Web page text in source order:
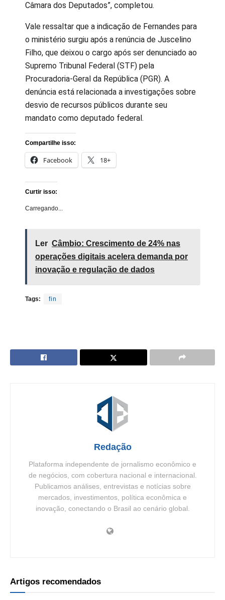
Câmara dos Deputados”, completou.
Vale ressaltar que a indicação de Fernandes para
o ministério surgiu após a renúncia de Juscelino
Filho, que deixou o cargo após ser denunciado ao
Supremo Tribunal Federal (STF) pela
Procuradoria-Geral da República (PGR). A
denúncia está relacionada a investigações sobre
desvio de recursos públicos durante seu
mandato como deputado federal.
Compartilhe isso:
Facebook 18+
Curtir isso:
Carregando...
Ler Câmbio: Crescimento de 24% nas
operações digitais acelera demanda por
inovação e regulação de dados
Tags: fin
Redação
Plataforma independente de jornalismo econômico e
de negócios, com cobertura nacional e internacional.
Publicamos análises, entrevistas e notícias sobre
mercados, investimentos, política econômica e
inovação, conectando o Brasil ao cenário global.
Artigos recomendados